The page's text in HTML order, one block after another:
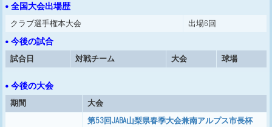
• 全国大会出場歴
クラブ選手権本大会
出場6回
• 今後の試合
試合日
対戦チーム 大会 球場
• 今後の大会
期間
大会
第53回JABA山梨県春季大会兼南アルプス市長杯